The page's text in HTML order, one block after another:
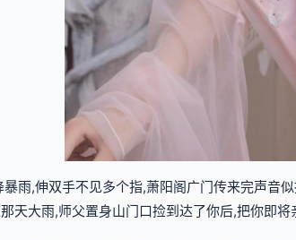
暴雨,伸双手不见多个指,萧阳阁广门传来完声音
天大雨,师父置身山门口捡到达了你后,把你即将